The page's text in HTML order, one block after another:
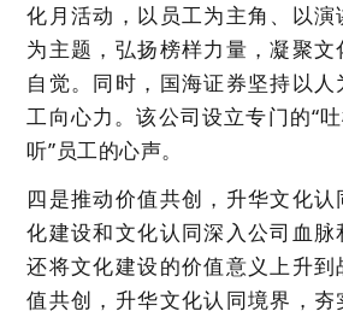
化月活动，以员工为主角、以
为主题，弘扬榜样力量，凝聚
自觉。同时，国海证券坚持以
工向心力。该公司设立专门的“
听”员工的心声。
四是推动价值共创，升华文化
化建设和文化认同深入公司血
还将文化建设的价值意义上升
值共创，升华文化认同境界，